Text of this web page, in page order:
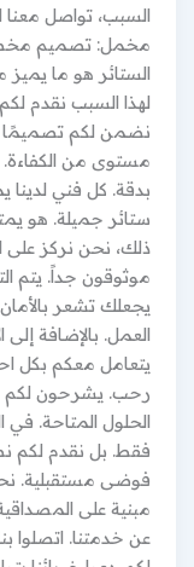
السبب، تواصل معنا
مخمل: تصميم
الستائر هو ما
لهذا السبب نقدم
نضمن لكم تصميمًا
مستوى من الكفاءة.
بدقة. كل فني لدينا
ستائر جميلة. هو
ذلك، نحن نركز على
موثوقون جداً. يتم
يجعلك تشعر بالأمان
العمل. بالإضافة إلى
يتعامل معكم بكل
رحب. يشرحون لكم
الحلول المتاحة. في
فقط. بل نقدم لكم
فوضى مستقبلية. نحن
مبنية على